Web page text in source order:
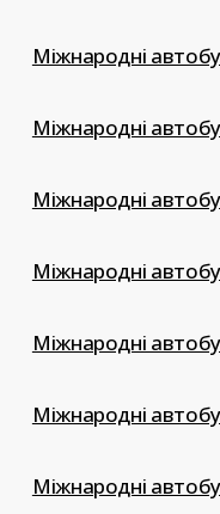
Міжнародні
Міжнародні
Міжнародні
Міжнародні
Міжнародні
Міжнародні
Міжнародні